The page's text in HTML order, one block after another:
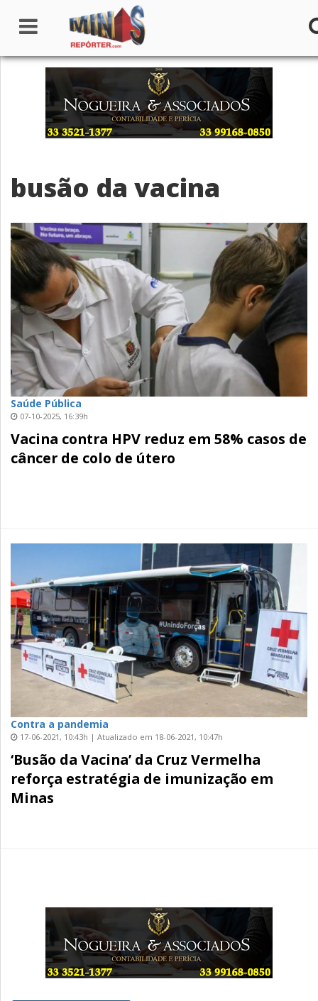
Home
Institucional
Seções
Canais
Colunistas
busão da vacina
Saúde Pública
07-10-2025, 16:39h
Vacina contra HPV reduz em 58% casos de
câncer de colo de útero
Contra a pandemia
17-06-2021, 10:43h | Atualizado em 18-06-2021, 10:47h
‘Busão da Vacina’ da Cruz Vermelha
reforça estratégia de imunização em
Minas